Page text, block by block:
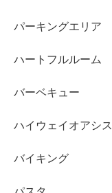
パーキングエリア
ハートフルルーム
バーベキュー
ハイウェイオアシス
バイキング